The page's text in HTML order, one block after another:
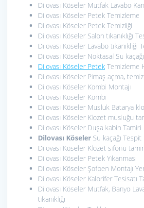
Dilovası Köseler Mutfak Lavabo
Dilovası Köseler Petek Temizleme
Dilovası Köseler Petek Temizliği
Dilovası Köseler Salon tıkanıklığı
Dilovası Köseler Lavabo tıkanıklığı
Dilovası Köseler Noktasal Su
Dilovası Köseler Petek Temizleme
Dilovası Köseler Pimaş açma,
Dilovası Köseler Kombi Montajı
Dilovası Köseler Kombi
Dilovası Köseler Musluk Batarya
Dilovası Köseler Klozet musluğu
Dilovası Köseler Duşa kabin Tamiri
Dilovası Köseler Su kaçağı Tespit
Dilovası Köseler Klozet sifonu tamir
Dilovası Köseler Petek Yıkanması
Dilovası Köseler Şofben Montajı
Dilovası Köseler Kalorifer Tesisatı
Dilovası Köseler Mutfak, Banyo
tıkanıklığı